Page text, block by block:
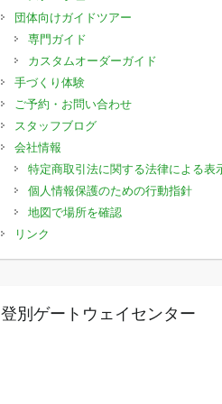
団体向けガイドツアー
専門ガイド
カスタムオーダーガイド
手づくり体験
ご予約・お問い合わせ
スタッフブログ
会社情報
特定商取引法に関する法律による表
個人情報保護のための行動指針
地図で場所を確認
リンク
登別ゲートウェイセンター